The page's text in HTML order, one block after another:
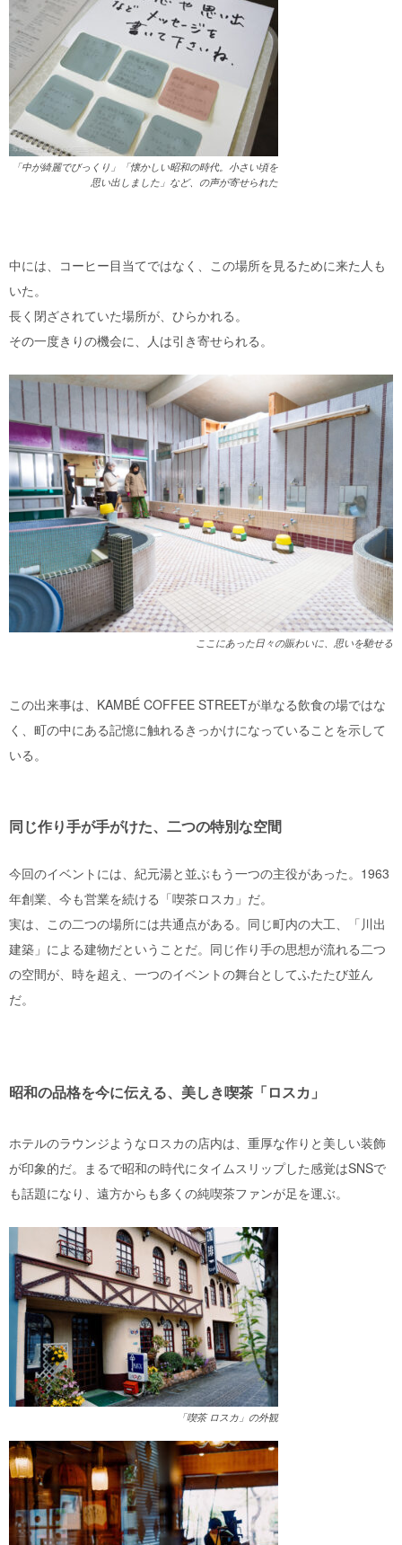
「中が綺麗でびっくり」「懐かしい昭和の時代。小さい頃を
思い出しました」など、の声が寄せられた
中には、コーヒー目当てではなく、この場所を見るために来た人も
いた。
長く閉ざされていた場所が、ひらかれる。
その一度きりの機会に、人は引き寄せられる。
ここにあった日々の賑わいに、思いを馳せる
この出来事は、KAMBÉ COFFEE STREETが単なる飲食の場ではな
く、町の中にある記憶に触れるきっかけになっていることを示して
いる。
同じ作り手が手がけた、二つの特別な空間
今回のイベントには、紀元湯と並ぶもう一つの主役があった。1963
年創業、今も営業を続ける「喫茶ロスカ」だ。
実は、この二つの場所には共通点がある。同じ町内の大工、「川出
建築」による建物だということだ。同じ作り手の思想が流れる二つ
の空間が、時を超え、一つのイベントの舞台としてふたたび並ん
だ。
昭和の品格を今に伝える、美しき喫茶「ロスカ」
ホテルのラウンジようなロスカの店内は、重厚な作りと美しい装飾
が印象的だ。まるで昭和の時代にタイムスリップした感覚はSNSで
も話題になり、遠方からも多くの純喫茶ファンが足を運ぶ。
「喫茶 ロスカ」の外観